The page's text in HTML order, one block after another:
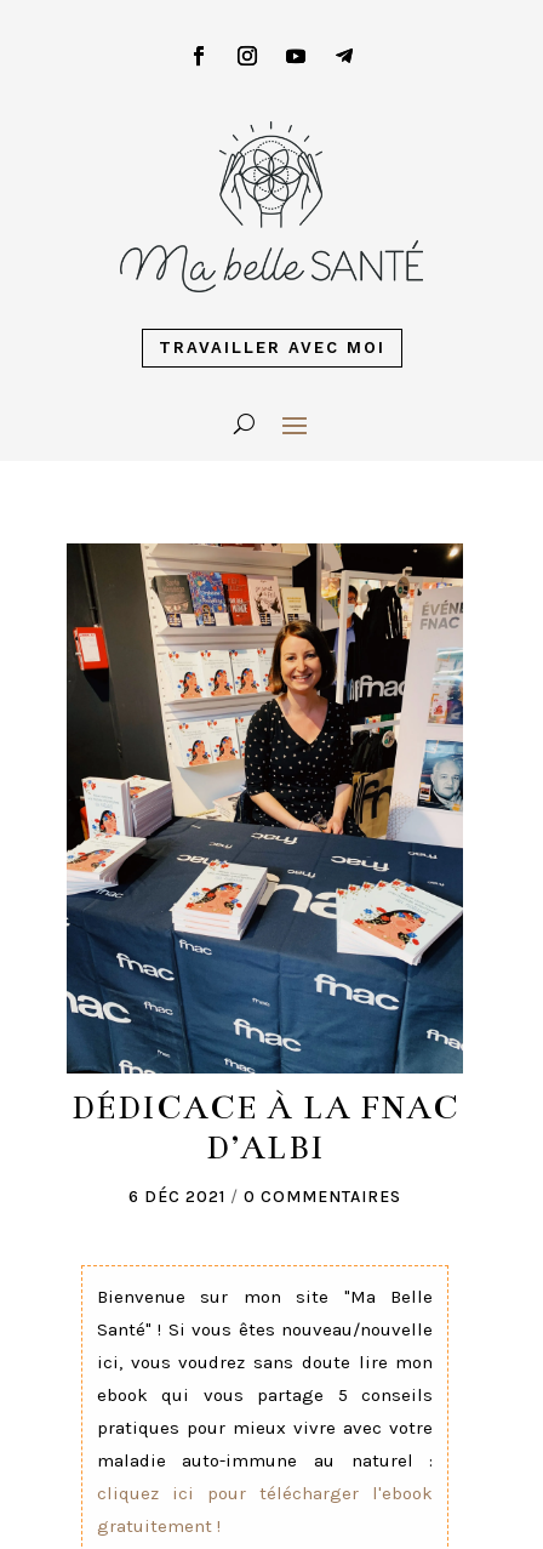
TRAVAILLER AVEC MOI
DÉDICACE À LA FNAC
D’ALBI
6 DÉC 2021 /0 COMMENTAIRES
Bienvenue sur mon site "Ma Belle
Santé" ! Si vous êtes nouveau/nouvelle
ici, vous voudrez sans doute lire mon
ebook qui vous partage 5 conseils
pratiques pour mieux vivre avec votre
maladie auto-immune au naturel :
cliquez ici pour télécharger l'ebook
gratuitement !